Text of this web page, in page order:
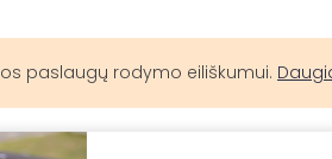
paslaugų rodymo eiliškumui.